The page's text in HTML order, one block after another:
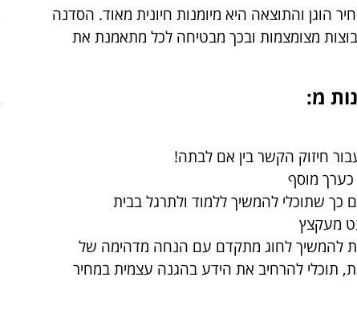
והתוצאה היא מיומנות חיונית מאוד. הסדנה
אימון מקיף בקבוצות מצומצמות ובכך מבטיחה לכל מתאמנת את
מ:
חיזוק הקשר בין אם לבתה!
כערך מוסף
שתוכלי להמשיך ללמוד ולתרגל בבית
מעקצץ
להמשיך לחוג מתקדם עם הנחה מדהימה של
תוכלי להרחיב את הידע בהגנה עצמית במחיר